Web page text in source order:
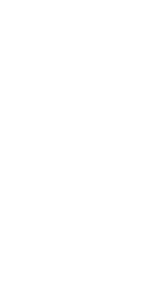
Marilyn
en la